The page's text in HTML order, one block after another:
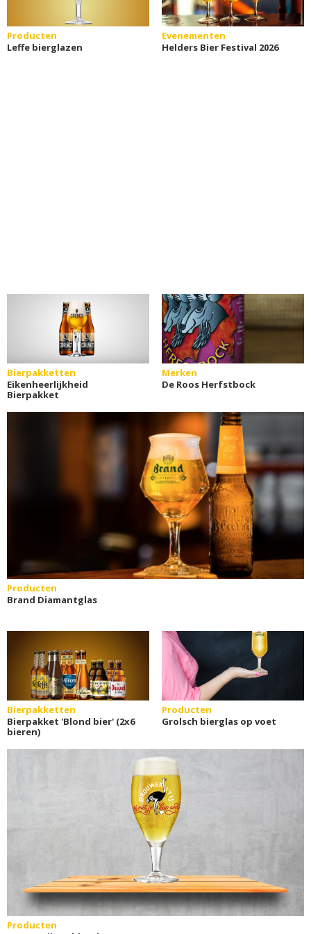
Producten
Leffe bierglazen
Evenementen
Helders Bier Festival 2026
Bierpakketten
Eikenheerlijkheid
Bierpakket
Merken
De Roos Herfstbock
Producten
Brand Diamantglas
Bierpakketten
Bierpakket 'Blond bier' (2x6
bieren)
Producten
Grolsch bierglas op voet
Producten